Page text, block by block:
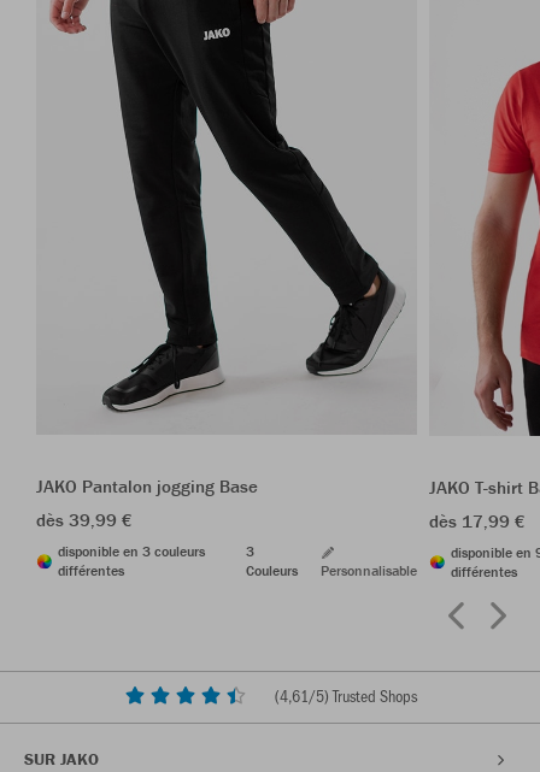
JAKO Pantalon jogging Base
dès 39,99 €
disponible en 3 couleurs
différentes
3
Couleurs
Personnalisable
JAKO T-shirt
dès 17,99 €
disponible en
différentes
(4,61/5) Trusted Shops
SUR JAKO